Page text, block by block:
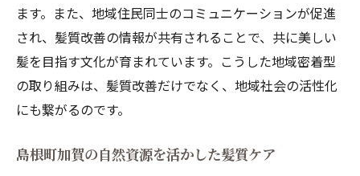
BeatHairで始める髪質改善プログラムの全貌
BeatHairの特別な髪質改善プログラム概要
カウンセリングから始まる髪質改善の旅
個々の髪に合わせたオーダーメイドケア
最新テクノロジーを駆使した施術内容
安心・信頼のアフターフォロー体制
ます。また、地域住民同士のコミュニケーションが促進
され、髪質改善の情報が共有されることで、共に美しい
髪を目指す文化が育まれています。こうした地域密着型
の取り組みは、髪質改善だけでなく、地域社会の活性化
にも繋がるのです。
島根町加賀の自然資源を活かした髪質ケア